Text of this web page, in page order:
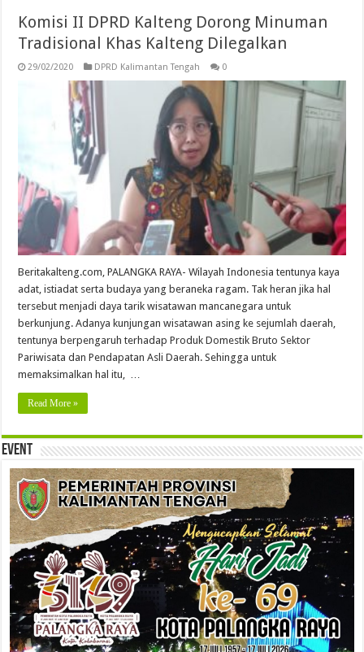
Komisi II DPRD Kalteng Dorong Minuman
Tradisional Khas Kalteng Dilegalkan
29/02/2020 DPRD Kalimantan Tengah 0
Beritakalteng.com, PALANGKA RAYA- Wilayah Indonesia tentunya kaya
adat, istiadat serta budaya yang beraneka ragam. Tak heran jika hal
tersebut menjadi daya tarik wisatawan mancanegara untuk
berkunjung. Adanya kunjungan wisatawan asing ke sejumlah daerah,
tentunya berpengaruh terhadap Produk Domestik Bruto Sektor
Pariwisata dan Pendapatan Asli Daerah. Sehingga untuk
memaksimalkan hal itu, …
Read More »
Event